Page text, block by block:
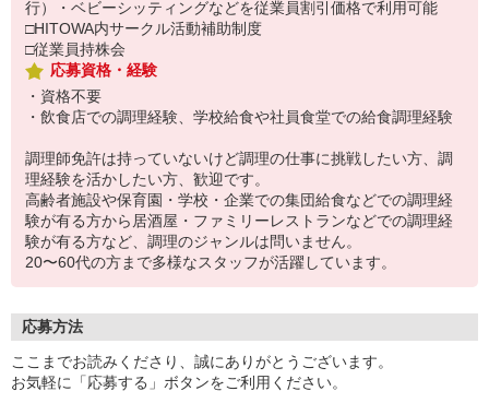
行）・ベビーシッティングなどを従業員割引価格で利用可能
□HITOWA内サークル活動補助制度
□従業員持株会
応募資格・経験
・資格不要
・飲食店での調理経験、学校給食や社員食堂での給食調理経験
調理師免許は持っていないけど調理の仕事に挑戦したい方、調
理経験を活かしたい方、歓迎です。
高齢者施設や保育園・学校・企業での集団給食などでの調理経
験が有る方から居酒屋・ファミリーレストランなどでの調理経
験が有る方など、調理のジャンルは問いません。
20〜60代の方まで多様なスタッフが活躍しています。
応募方法
ここまでお読みくださり、誠にありがとうございます。
お気軽に「応募する」ボタンをご利用ください。